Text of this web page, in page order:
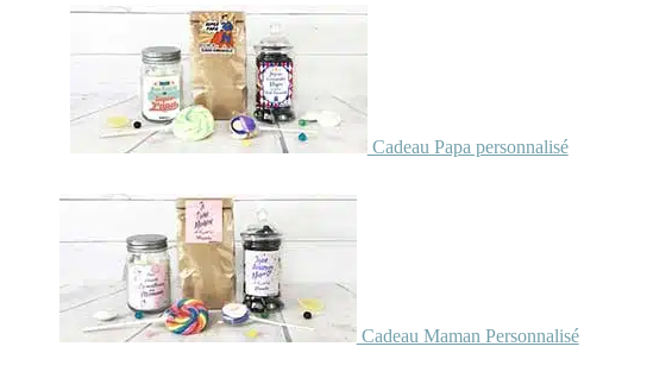
Cadeau Papa personnalisé
Cadeau Maman Personnalisé